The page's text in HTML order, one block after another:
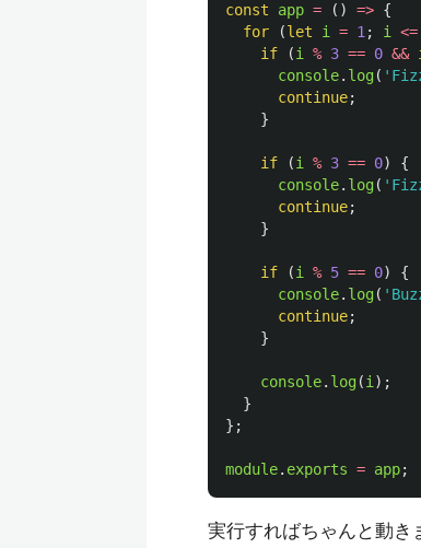
const app = () => {
for
(let i = 1 ; i <=
if
(i % 3 == 0 &&
console. log( '
continue;
}
if (i % 3 == 0)
{
console. log( '
continue;
}
if (i % 5 == 0)
{
console. log( '
continue;
}
console. log(i );
}
};
module. exports = app;
実行すればちゃんと動き